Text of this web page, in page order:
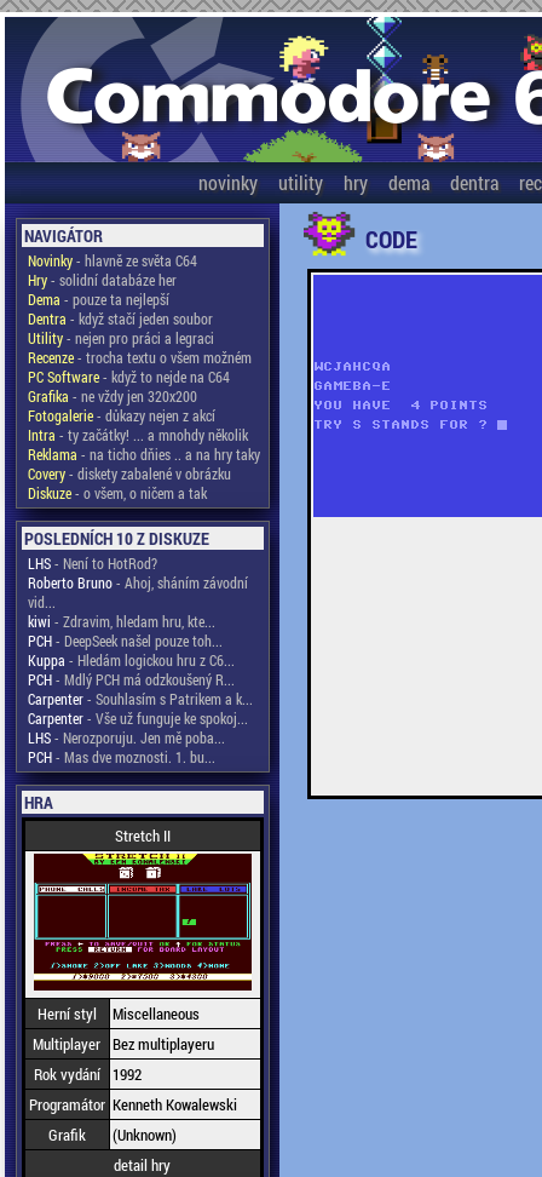
novinky utility hry dema dentra
NAVIGÁTOR
Novinky- hlavně ze světa C64
Hry- solidní databáze her
Dema - pouze ta nejlepší
Dentra - když stačí jeden soubor
Utility- nejen pro práci a legraci
Recenze- trocha textu o všem možném
PC Software- když to nejde na C64
Grafika - ne vždy jen 320x200
Fotogalerie- důkazy nejen z akcí
Intra - ty začátky! ... a mnohdy několik
Reklama - na ticho dňies .. a na hry taky
Covery- diskety zabalené v obrázku
Diskuze- o všem, o ničem a tak
POSLEDNÍCH 10 Z DISKUZE
LHS- Není to HotRod?
Roberto Bruno- Ahoj, sháním závodní
vid...
kiwi - Zdravim, hledam hru, kte...
PCH- DeepSeek našel pouze toh...
Kuppa - Hledám logickou hru z C6...
PCH- Mdlý PCH má odzkoušený R...
Carpenter- Souhlasím s Patrikem a k...
Carpenter- Vše už funguje ke spokoj...
LHS- Nerozporuju. Jen mě poba...
PCH- Mas dve moznosti. 1. bu...
HRA
Stretch II
Herní styl
Miscellaneous
Multiplayer Bez multiplayeru
Rok vydání
1992
Programátor Kenneth Kowalewski
Grafik
(Unknown)
detail hry
CODE